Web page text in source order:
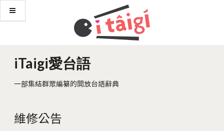
iTaigi愛台語
一部集結群眾編纂的開放台語辭典
維修公告